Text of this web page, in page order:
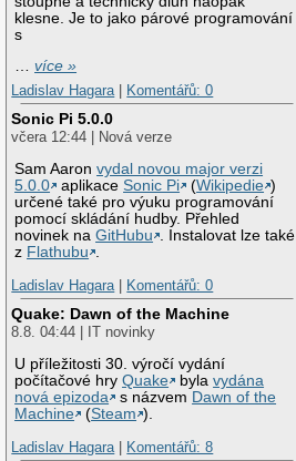
klesne. Je to jako párové programování
s
…více »
Ladislav Hagara
Komentářů: 0
Sonic Pi 5.0.0
včera 12:44 | Nová verze
Sam Aaronvydal novou major verzi
5.0.0
aplikaceSonic Pi (Wikipedie )
určené také pro výuku programování
pomocí skládání hudby. Přehled
novinek naGitHubu . Instalovat lze také
z Flathubu .
Ladislav Hagara
Komentářů: 0
Quake: Dawn of the Machine
8.8. 04:44 | IT novinky
U příležitosti 30. výročí vydání
počítačové hryQuake bylavydána
nová epizoda
s názvem Dawn of the
Machine
(Steam ).
Ladislav Hagara
Komentářů: 8